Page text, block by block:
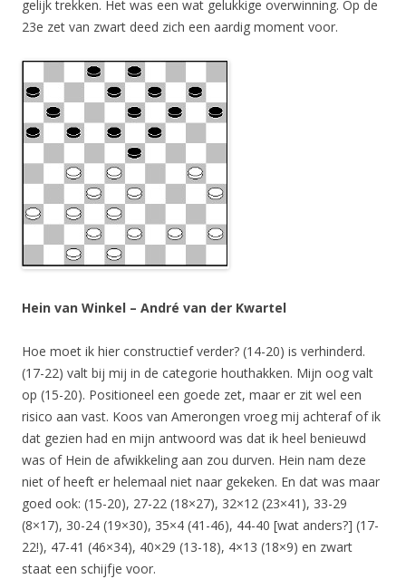
gelijk trekken. Het was een wat gelukkige overwinning. Op de
23e zet van zwart deed zich een aardig moment voor.
Hein van Winkel – André van der Kwartel
Hoe moet ik hier constructief verder? (14-20) is verhinderd.
(17-22) valt bij mij in de categorie houthakken. Mijn oog valt
op (15-20). Positioneel een goede zet, maar er zit wel een
risico aan vast. Koos van Amerongen vroeg mij achteraf of ik
dat gezien had en mijn antwoord was dat ik heel benieuwd
was of Hein de afwikkeling aan zou durven. Hein nam deze
niet of heeft er helemaal niet naar gekeken. En dat was maar
goed ook: (15-20), 27-22 (18×27), 32×12 (23×41), 33-29
(8×17), 30-24 (19×30), 35×4 (41-46), 44-40 [wat anders?] (17-
22!), 47-41 (46×34), 40×29 (13-18), 4×13 (18×9) en zwart
staat een schijfje voor.